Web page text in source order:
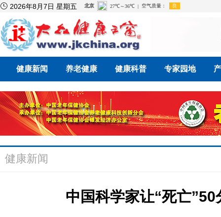
 2026年8月7日 星期五
健康新闻 养老健康 健康科普 专家园地
健康新闻
中国科学家让“死亡”50